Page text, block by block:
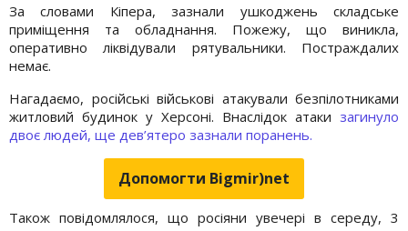
За словами Кіпера, зазнали ушкоджень складське
приміщення та обладнання. Пожежу, що виникла,
оперативно ліквідували рятувальники. Постраждалих
немає.
Нагадаємо, російські військові атакували безпілотниками
житловий будинок у Херсоні. Внаслідок атаки загинуло
двоє людей, ще дев’ятеро зазнали поранень.
Допомогти Bigmir)net
Також повідомлялося, що росіяни увечері в середу, 3